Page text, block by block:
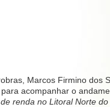
Marcos Firmino dos
acompanhar o
renda no Litoral Norte